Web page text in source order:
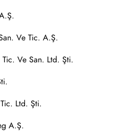
Ve Tic. A.Ş.
Tic. Ve San. Ltd. Şti.
Ltd. Şti.
A.Ş.